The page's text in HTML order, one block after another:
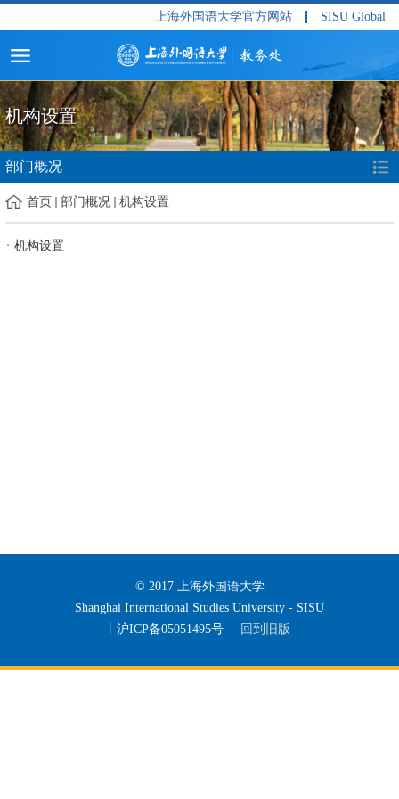
上海外国语大学官方网站 SISU Global
机构设置
部门概况
首页 部门概况 机构设置
机构设置
© 2017 上海外国语大学
Shanghai International Studies University - SISU
丨沪ICP备05051495号
回到旧版